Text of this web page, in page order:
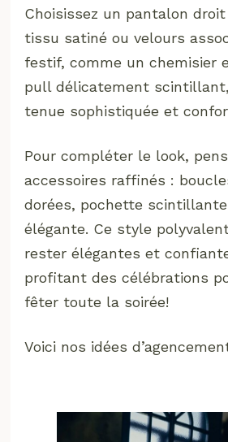
Choisissez un pantalon
tissu satiné ou velours
festif, comme un chemisier
pull délicatement
tenue sophistiquée et
Pour compléter le look,
accessoires raffinés :
dorées, pochette
élégante. Ce style
rester élégantes et
profitant des célébrations
fêter toute la soirée!
Voici nos idées